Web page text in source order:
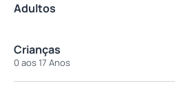
Adultos
Crianças
0 aos 17 Anos